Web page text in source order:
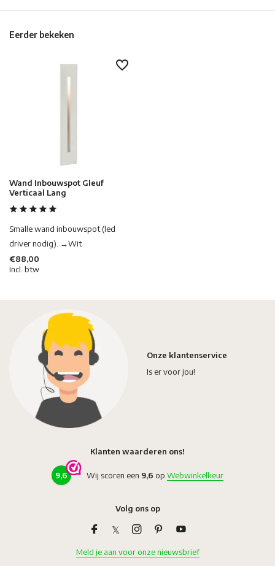
Eerder bekeken
Wand Inbouwspot Gleuf
Verticaal Lang
Smalle wand inbouwspot (led
driver nodig). →Wit
€88,00
Incl. btw
Onze klantenservice
Is er voor jou!
Klanten waarderen ons!
9,6 Wij scoren een 9,6 op Webwinkelkeur
Volg ons op
Meld je aan voor onze nieuwsbrief